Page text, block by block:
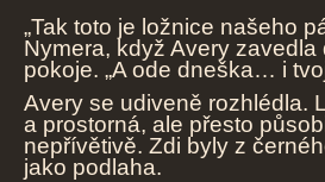
„Tak toto je ložnice našeho
Nymera, když Avery zavedla
pokoje. „A ode dneška… i
Avery se udiveně rozhlédla.
a prostorná, ale přesto
nepřívětivě. Zdi byly z
jako podlaha.